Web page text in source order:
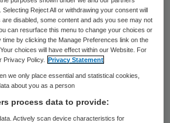
jaar uitmondend in een
van meer dan vier
deed Amie het niet
de inspectie
Huis in de Duinen eind
Reject All or withdrawing your consent will
disabled, some content and ads you see may not
can resurface this menu to change your choices or
time by clicking the Manage Preferences link on the
choices will have effect within our Website. For
Privacy Policy.
Privacy Statement
we only place essential and statistical cookies,
about you as a person
process data to provide:
Actively scan device characteristics for